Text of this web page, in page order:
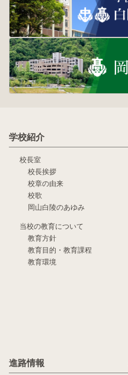
学校紹介
校長室
校長挨拶
校章の由来
校歌
岡山白陵のあゆみ
当校の教育について
教育方針
教育目的・教育課程
教育環境
進路情報